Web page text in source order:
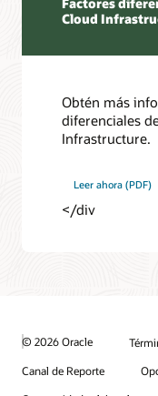
Cloud
Obtén más
diferenciales
Infrastructure.
Leer ahora (PDF)
</div
© 2026 Oracle
Canal de Reporte